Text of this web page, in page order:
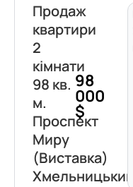
Продаж
квартири
2
кімнати
98 кв.
м.
Проспект
Миру
(Виставка)
Хмельницький
98
000
$